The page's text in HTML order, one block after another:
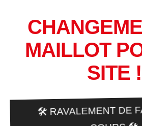
MAILLOT
SITE !
🛠️ RAVALEMENT DE